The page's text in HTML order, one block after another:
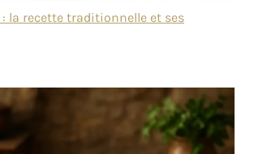
la recette traditionnelle et ses